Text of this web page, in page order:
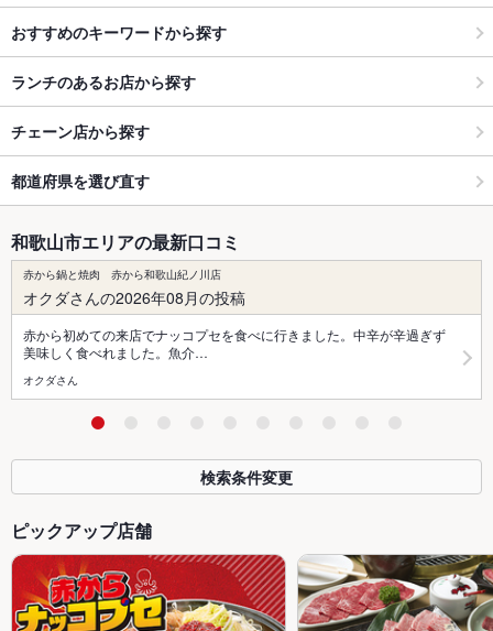
おすすめのキーワードから探す
ランチのあるお店から探す
チェーン店から探す
都道府県を選び直す
和歌山市エリアの最新口コミ
赤から鍋と焼肉 赤から和歌山紀ノ川店
オクダさんの2026年08月の投稿
赤から初めての来店でナッコプセを食べに行きました。中辛が辛過ぎず
美味しく食べれました。魚介…
オクダさん
検索条件変更
ピックアップ店舗